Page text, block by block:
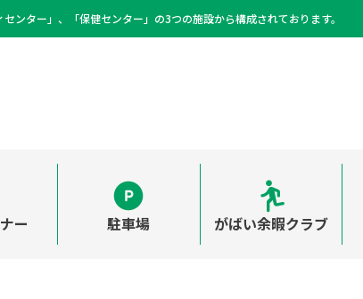
ンター」、「保健センター」の3つの施設から構成されております。
ー 駐車場 がばい余暇クラブ